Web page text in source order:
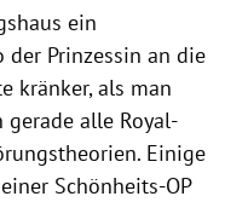
ein
Prinzessin an die
kränker, als man
alle Royal-
Einige
Schönheits-OP